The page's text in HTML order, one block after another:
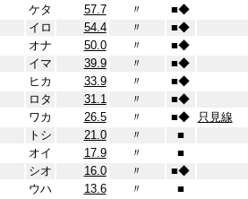
ケタ 57.7 〃 ■◆
イロ 54.4 〃 ■◆
オナ 50.0 〃 ■◆
イマ 39.9 〃 ■◆
ヒカ 33.9 〃 ■◆
ロタ 31.1 〃 ■◆
ワカ 26.5 〃 ■◆
只見線
トシ 21.0 〃
■
オイ 17.9 〃
■
シオ 16.0 〃 ■◆
ウハ 13.6 〃
■